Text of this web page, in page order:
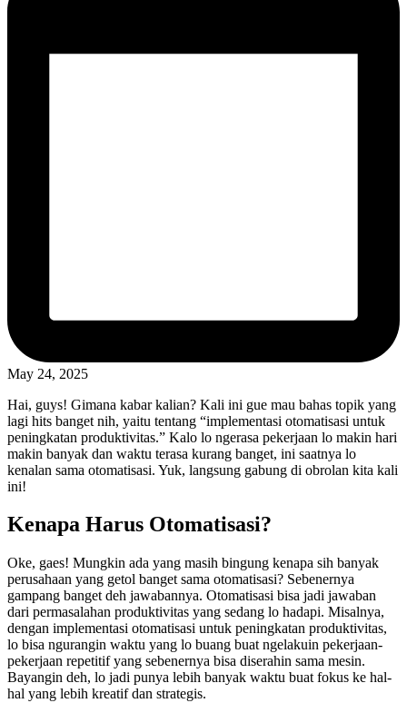
May 24, 2025
Hai, guys! Gimana kabar kalian? Kali ini gue mau bahas topik yang
lagi hits banget nih, yaitu tentang “implementasi otomatisasi untuk
peningkatan produktivitas.” Kalo lo ngerasa pekerjaan lo makin hari
makin banyak dan waktu terasa kurang banget, ini saatnya lo
kenalan sama otomatisasi. Yuk, langsung gabung di obrolan kita kali
ini!
Kenapa Harus Otomatisasi?
Oke, gaes! Mungkin ada yang masih bingung kenapa sih banyak
perusahaan yang getol banget sama otomatisasi? Sebenernya
gampang banget deh jawabannya. Otomatisasi bisa jadi jawaban
dari permasalahan produktivitas yang sedang lo hadapi. Misalnya,
dengan implementasi otomatisasi untuk peningkatan produktivitas,
lo bisa ngurangin waktu yang lo buang buat ngelakuin pekerjaan-
pekerjaan repetitif yang sebenernya bisa diserahin sama mesin.
Bayangin deh, lo jadi punya lebih banyak waktu buat fokus ke hal-
hal yang lebih kreatif dan strategis.